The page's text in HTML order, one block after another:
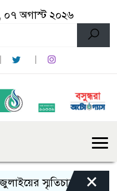
০৭ অগাস্ট ২০২৬
স্মৃতিচারণ: গুমের×